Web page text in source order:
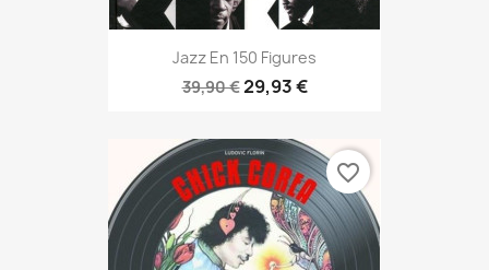
Jazz En 150 Figures
39,90 €29,93 €
favorite_border